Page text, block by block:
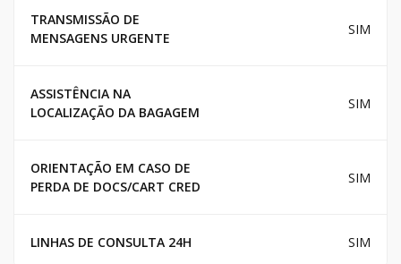
TRANSMISSÃO DE
MENSAGENS URGENTE
SIM
ASSISTÊNCIA NA
LOCALIZAÇÃO DA BAGAGEM
SIM
ORIENTAÇÃO EM CASO DE
PERDA DE DOCS/CART CRED
SIM
LINHAS DE CONSULTA 24H SIM